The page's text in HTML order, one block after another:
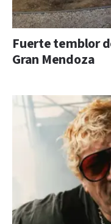
Fuerte temblor
Gran Mendoza